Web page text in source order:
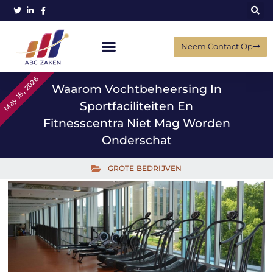
Neem Contact Op
Waarom Vochtbeheersing In
Sportfaciliteiten En
Fitnesscentra Niet Mag Worden
Onderschat
May 18, 2026
GROTE BEDRIJVEN